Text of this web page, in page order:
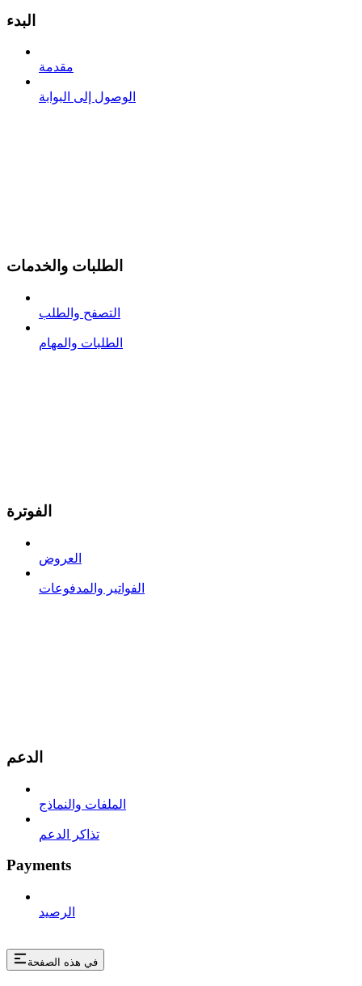
البدء
مقدمة
الوصول إلى البوابة
الطلبات والخدمات
التصفح والطلب
الطلبات والمهام
الفوترة
العروض
الفواتير والمدفوعات
الدعم
الملفات والنماذج
تذاكر الدعم
Payments
الرصيد
في هذه الصفحة